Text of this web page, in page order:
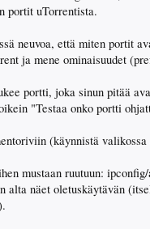
portit uTorrentista.
neuvoa, että miten portit
ja mene ominaisuudet
portti, joka sinun pitää
"Testaa onko portti
(käynnistä
mustaan ruutuun:
alta näet oletuskäytävän